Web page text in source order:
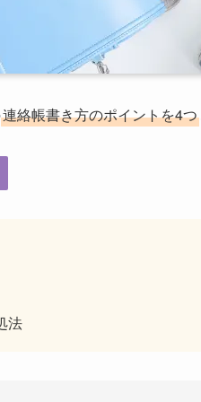
連絡帳書き方のポイントを4つ
法